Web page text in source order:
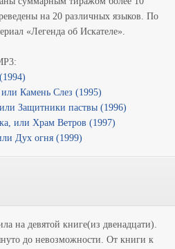
на 20 различных языков. По
«Легенда об Искателе».
Камень Слез (1995)
Защитники паствы (1996)
или Храм Ветров (1997)
Дух огня (1999)
на девятой книге(из двенадцати).
до невозможности. От книги к